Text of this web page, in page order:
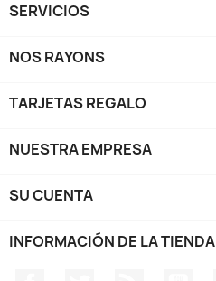
SERVICIOS
NOS RAYONS
TARJETAS REGALO
NUESTRA EMPRESA
SU CUENTA
INFORMACIÓN DE LA TIENDA